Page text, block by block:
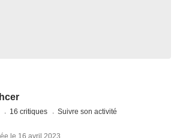
16 critiques Suivre son activité